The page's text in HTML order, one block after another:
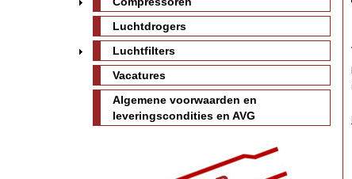
Luchtdrogers
Luchtfilters
Vacatures
Algemene voorwaarden en
leveringscondities en AVG